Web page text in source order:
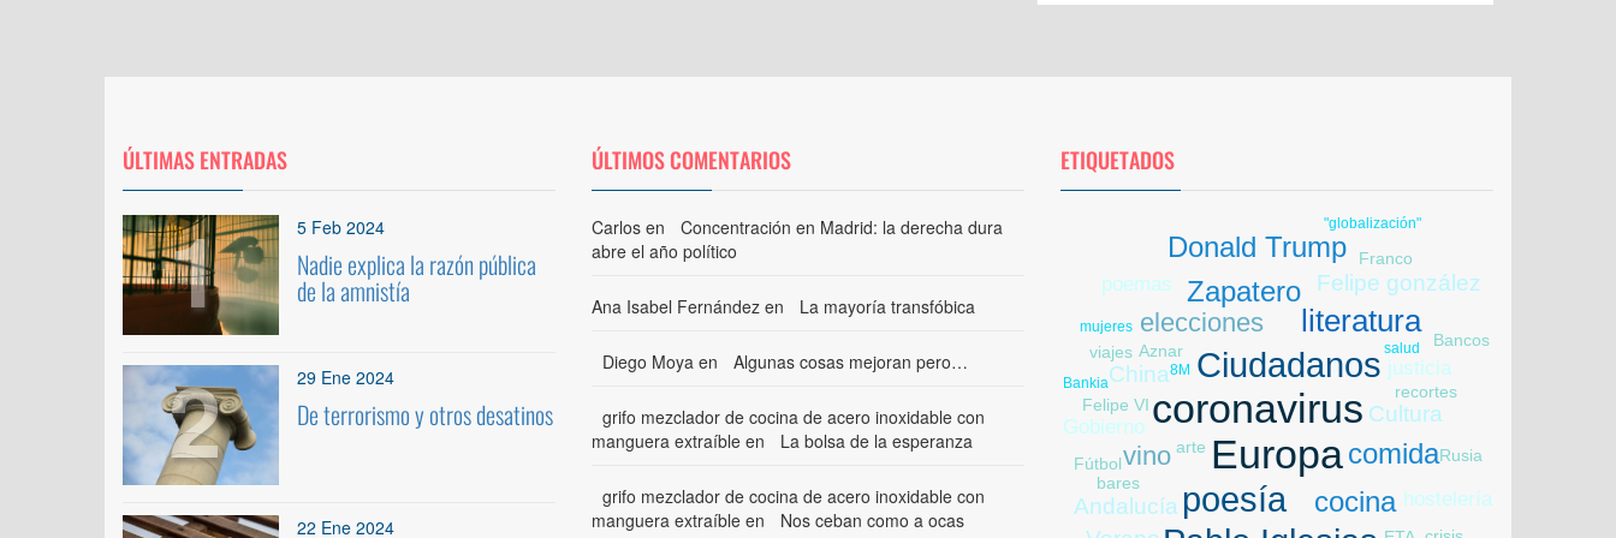
ÚLTIMAS ENTRADAS
1 5 Feb 2024
Nadie explica la razón pública
de la amnistía
2 29 Ene 2024
De terrorismo y otros desatinos
22 Ene 2024
ÚLTIMOS COMENTARIOS
Carlos en
Concentración en Madrid: la derecha dura
abre el año político
Ana Isabel Fernández en La mayoría transfóbica
Diego Moya en Algunas cosas mejoran pero…
grifo mezclador de cocina de acero inoxidable con
manguera extraíble en La bolsa de la esperanza
grifo mezclador de cocina de acero inoxidable con
manguera extraíble en Nos ceban como a ocas
ETIQUETADOS
Europa
coronavirus
poesía
Ciudadanos
literatura
Zapatero
cocina
Donald Trump
comida
elecciones
vino
Felipe gonzález
Andalucía
Cultura
China
hostelería
justicia
Gobierno
poemas
arte
bares
recortes
Aznar
Felipe VI
Franco
Rusia
viajes
Bancos
Fútbol
"globalización"
mujeres
salud
8M
Bankia